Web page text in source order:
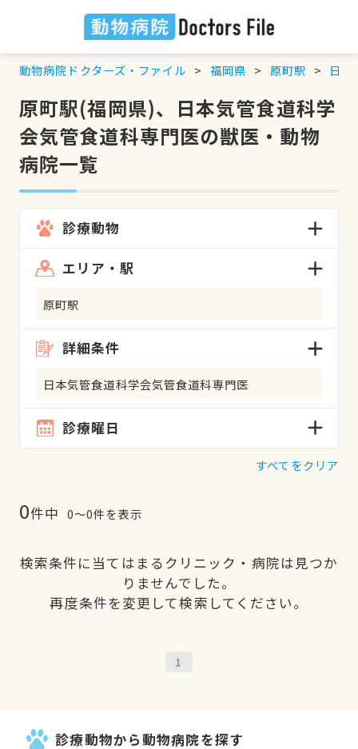
動物病院ドクターズ・ファイル 福岡県 原町駅 日本
原町駅(福岡県)、日本気管食道科学
会気管食道科専門医の獣医・動物
病院一覧
診療動物
エリア・駅
原町駅
詳細条件
日本気管食道科学会気管食道科専門医
診療曜日
すべてをクリア
0件中 0〜0件を表示
検索条件に当てはまるクリニック・病院は見つか
りませんでした。
再度条件を変更して検索してください。
1
診療動物から動物病院を探す